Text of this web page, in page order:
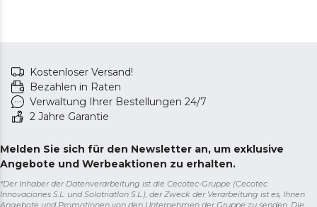
Kostenloser Versand!
Bezahlen in Raten
Verwaltung Ihrer Bestellungen 24/7
2 Jahre Garantie
Melden Sie sich für den Newsletter an, um exklusive
Angebote und Werbeaktionen zu erhalten.
*Der Inhaber der Datenverarbeitung ist die Cecotec-Gruppe (Cecotec
Innovaciones S.L. und Solotriatlon S.L.), der Zweck der Verarbeitung ist es, Ihnen
Angebote und Promotionen von den Unternehmen der Gruppe zu senden. Die